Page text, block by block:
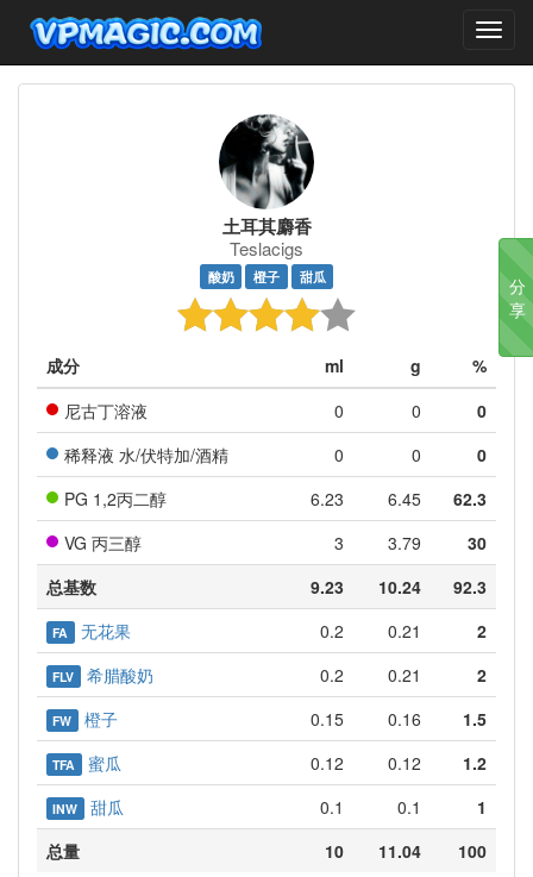
土耳其麝香
Teslacigs
酸奶 橙子 甜瓜
成分 ml g
%
尼古丁溶液
0 0
0
稀释液 水/伏特加/酒精
0 0
0
PG 1,2丙二醇
6.23 6.45
62.3
VG 丙三醇
3 3.79
30
总基数
9.23 10.24 92.3
FA 无花果 0.2 0.21 2
FLV 希腊酸奶 0.2 0.21 2
FW 橙子 0.15 0.16 1.5
TFA 蜜瓜 0.12 0.12 1.2
INW 甜瓜 0.1 0.1
1
总量
10 11.04 100
分
享